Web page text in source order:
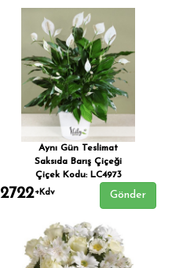
Aynı Gün Teslimat
Saksıda Barış Çiçeği
Çiçek Kodu: LC4973
2722+Kdv Gönder